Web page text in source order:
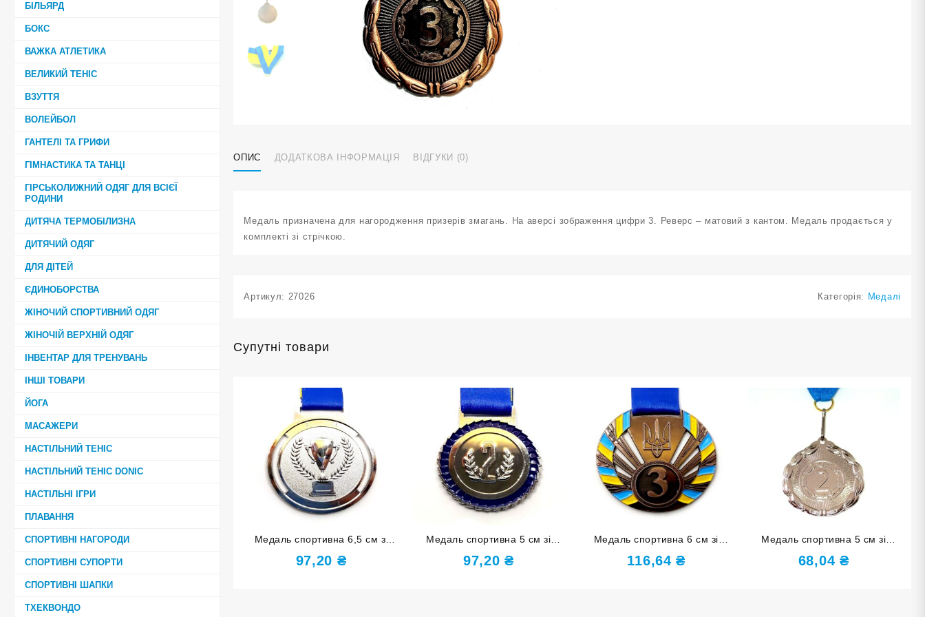
БІЛЬЯРД
БОКС
ВАЖКА АТЛЕТИКА
ВЕЛИКИЙ ТЕНІС
ВЗУТТЯ
ВОЛЕЙБОЛ
ГАНТЕЛІ ТА ГРИФИ
ГІМНАСТИКА ТА ТАНЦІ
ГІРСЬКОЛИЖНИЙ ОДЯГ ДЛЯ ВСІЄЇ
РОДИНИ
ДИТЯЧА ТЕРМОБІЛИЗНА
ДИТЯЧИЙ ОДЯГ
ДЛЯ ДІТЕЙ
ЄДИНОБОРСТВА
ЖІНОЧИЙ СПОРТИВНИЙ ОДЯГ
ЖІНОЧІЙ ВЕРХНІЙ ОДЯГ
ІНВЕНТАР ДЛЯ ТРЕНУВАНЬ
ІНШІ ТОВАРИ
ЙОГА
МАСАЖЕРИ
НАСТІЛЬНИЙ ТЕНІС
НАСТІЛЬНИЙ ТЕНІС DONIC
НАСТІЛЬНІ ІГРИ
ПЛАВАННЯ
СПОРТИВНІ НАГОРОДИ
СПОРТИВНІ СУПОРТИ
СПОРТИВНІ ШАПКИ
ТХЕКВОНДО
ОПИС ДОДАТКОВА ІНФОРМАЦІЯ ВІДГУКИ (0)
Медаль призначена для нагородження призерів змагань. На аверсі зображення цифри 3. Реверс – матовий з кантом. Медаль продається у
комплекті зі стрічкою.
Артикул: 27026 Категорія: Медалі
Супутні товари
Медаль спортивна 6,5 см зі
стрічкою за ІІ місце J265-12S
97,20 ₴
Медаль спортивна 5 см зі
стрічкою за ІІ місце J25-03S
97,20₴
Медаль спортивна 6 см зі
стрічкою за ІIІ місце J26-02B
116,64₴
Медаль спортивна 5 см зі
стрічкою за ІІ місце J25-05S
68,04 ₴